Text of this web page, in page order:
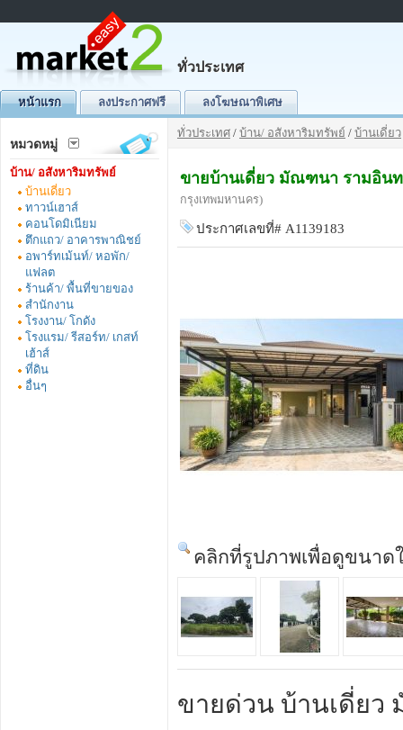
ทั่วประเทศ
หน้าแรก ลงประกาศฟรี ลงโฆษณาพิเศษ
หมวดหมู่
บ้าน/ อสังหาริมทรัพย์
บ้านเดี่ยว
ทาวน์เฮาส์
คอนโดมิเนียม
ตึกแถว/ อาคารพาณิชย์
อพาร์ทเม้นท์/ หอพัก/
แฟลต
ร้านค้า/ พื้นที่ขายของ
สำนักงาน
โรงงาน/ โกดัง
โรงแรม/ รีสอร์ท/ เกสท์
เฮ้าส์
ที่ดิน
อื่นๆ
ทั่วประเทศ / บ้าน/ อสังหาริมทรัพย์ / บ้านเดี่ยว
ขายบ้านเดี่ยว มัณฑนา รามอิน
กรุงเทพมหานคร)
ประกาศเลขที่# A1139183
คลิกที่รูปภาพเพื่อดูขนาด
ขายด่วน บ้านเดี่ยว